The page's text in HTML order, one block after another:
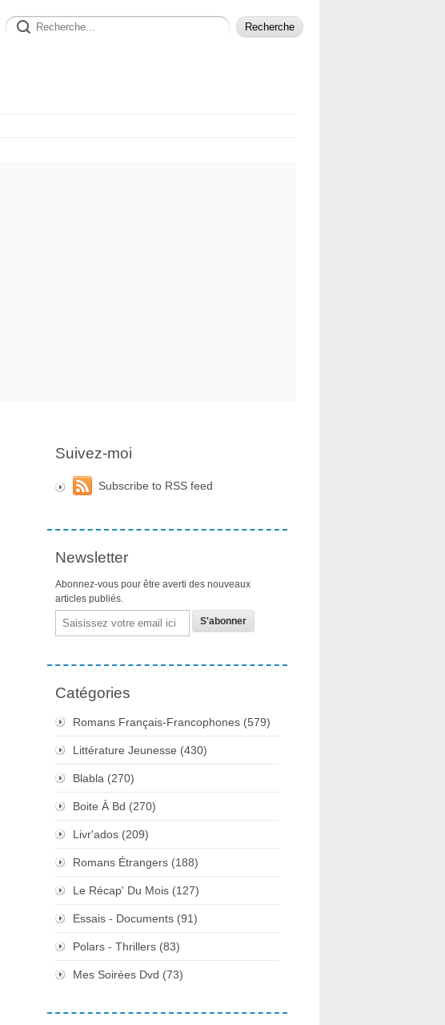
Suivez-moi
Subscribe to RSS feed
Newsletter
Abonnez-vous pour être averti des nouveaux
articles publiés.
Email
Catégories
Romans Français-Francophones (579)
Littérature Jeunesse (430)
Blabla (270)
Boite À Bd (270)
Livr'ados (209)
Romans Étrangers (188)
Le Récap' Du Mois (127)
Essais - Documents (91)
Polars - Thrillers (83)
Mes Soirées Dvd (73)